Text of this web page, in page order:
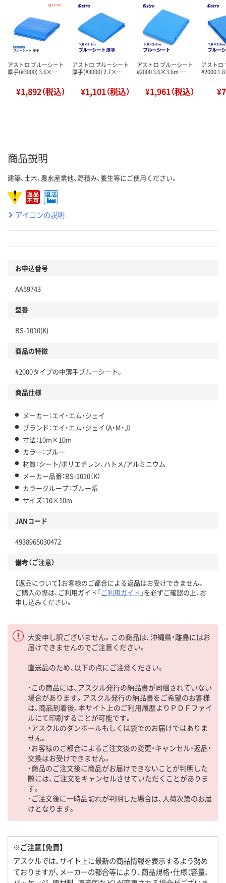
アストロ ブルーシート
厚手(#3000) 3.6×…
¥1,892（税込）
アストロ ブルーシート
厚手(#3000) 2.7×…
¥1,101（税込）
アストロ ブルーシート
#2000 3.6×3.6m …
¥1,961（税込）
アストロ
#2000
商品説明
建築、土木、農水産業他、野積み、養生等にご使用ください。
アイコンの説明
お申込番号
AA59743
型番
BS-1010(K)
商品の特徴
#2000タイプの中薄手ブルーシート。
商品仕様
メーカー：エイ・エム・ジェイ
ブランド：エイ・エム・ジェイ（A・M・J）
寸法：10m×10m
カラー：ブルー
材質：シート/ポリエチレン、ハトメ/アルミニウム
メーカー品番：BS-1010（K）
カラーグループ：ブルー系
サイズ：10×10m
JANコード
4938965030472
備考（ご注意）
【返品について】お客様のご都合による返品はお受けできません。
ご購入の際は、ご利用ガイド「ご利用ガイド 」を必ずご確認の上、お
申し込みください。
大変申し訳ございません。この商品は、沖縄県・離島にはお
届けできませんのでご注意ください。
直送品のため、以下の点にご注意ください。
・この商品には、アスクル発行の納品書が同梱されていない
場合があります。アスクル発行の納品書をご希望のお客様
は、商品到着後、本サイト上のご利用履歴よりＰＤＦファイ
ルにて印刷することが可能です。
・アスクルのダンボールもしくは袋でのお届けではありま
せん。
・お客様のご都合によるご注文後の変更・キャンセル・返品・
交換はお受けできません。
・商品のご注文後に商品がお届けできないことが判明した
際には、ご注文をキャンセルさせていただくことがありま
す。
・ご注文後に一時品切れが判明した場合は、入荷次第のお届
けとなります。
※ご注意【免責】
アスクルでは、サイト上に最新の商品情報を表示するよう努め
ておりますが、メーカーの都合等により、商品規格・仕様（容量、